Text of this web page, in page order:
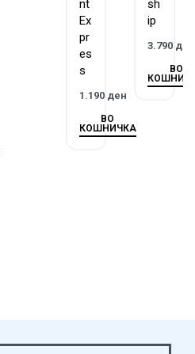
nt
Ex
pr
es
s
1.190 ден
ВО
КОШНИЧКА
sh
ip
3.790 ден
ВО